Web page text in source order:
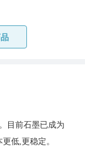
目前石墨已成为
低,更稳定。